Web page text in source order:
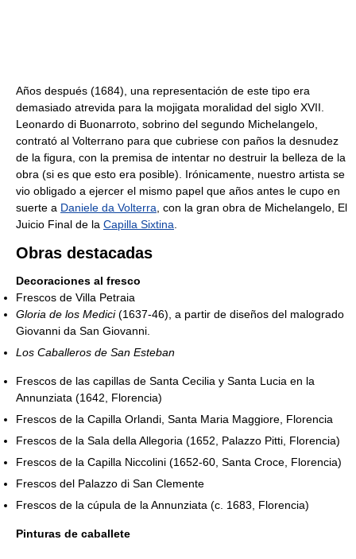
Años después (1684), una representación de este tipo era
demasiado atrevida para la mojigata moralidad del siglo XVII.
Leonardo di Buonarroto, sobrino del segundo Michelangelo,
contrató al Volterrano para que cubriese con paños la desnudez
de la figura, con la premisa de intentar no destruir la belleza de la
obra (si es que esto era posible). Irónicamente, nuestro artista se
vio obligado a ejercer el mismo papel que años antes le cupo en
suerte a Daniele da Volterra, con la gran obra de Michelangelo, El
Juicio Final de la Capilla Sixtina.
Obras destacadas
Decoraciones al fresco
Frescos de Villa Petraia
Gloria de los Medici(1637-46), a partir de diseños del malogrado
Giovanni da San Giovanni.
Los Caballeros de San Esteban
Frescos de las capillas de Santa Cecilia y Santa Lucia en la
Annunziata (1642, Florencia)
Frescos de la Capilla Orlandi, Santa Maria Maggiore, Florencia
Frescos de la Sala della Allegoria (1652, Palazzo Pitti, Florencia)
Frescos de la Capilla Niccolini (1652-60, Santa Croce, Florencia)
Frescos del Palazzo di San Clemente
Frescos de la cúpula de la Annunziata (c. 1683, Florencia)
Pinturas de caballete